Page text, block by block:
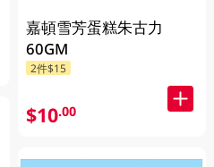
嘉頓雪芳蛋糕朱古力
60GM
2件$15
$10.00